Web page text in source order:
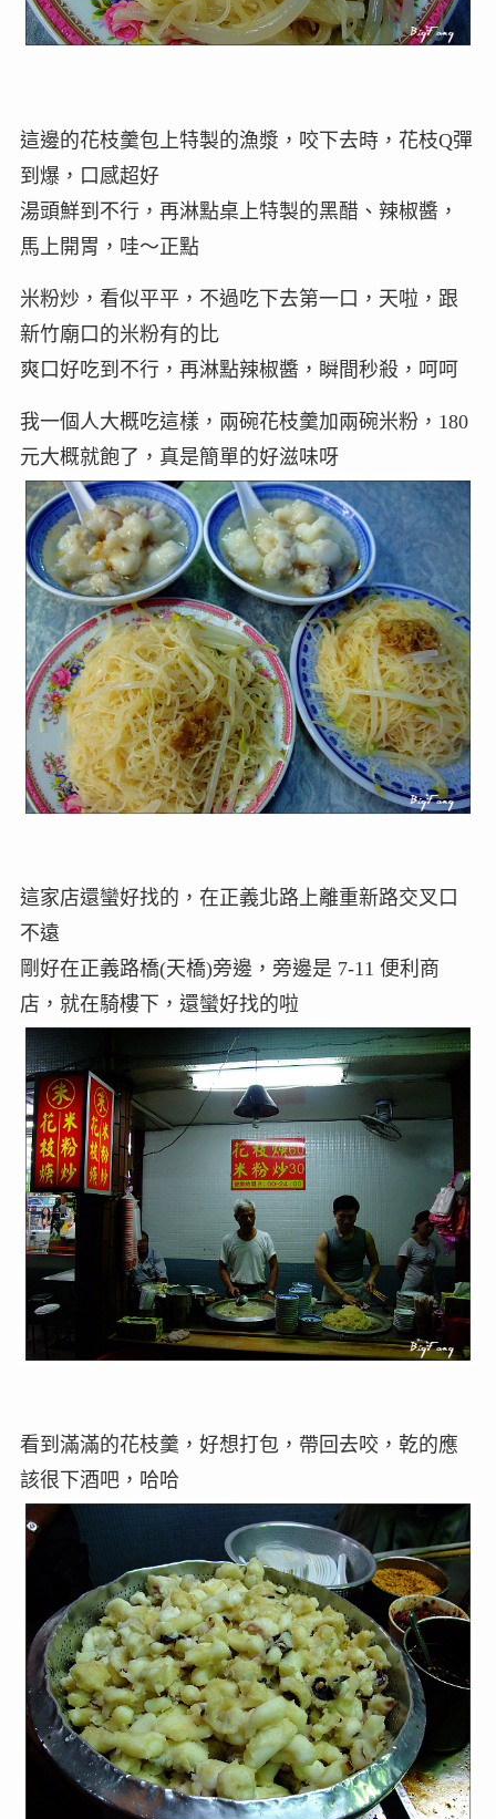
這邊的花枝羹包上特製的漁漿，咬下去時，花枝Q彈
到爆，口感超好
湯頭鮮到不行，再淋點桌上特製的黑醋、辣椒醬，
馬上開胃，哇～正點
米粉炒，看似平平，不過吃下去第一口，天啦，跟
新竹廟口的米粉有的比
爽口好吃到不行，再淋點辣椒醬，瞬間秒殺，呵呵
我一個人大概吃這樣，兩碗花枝羹加兩碗米粉，180
元大概就飽了，真是簡單的好滋味呀
這家店還蠻好找的，在正義北路上離重新路交叉口
不遠
剛好在正義路橋(天橋)旁邊，旁邊是 7-11 便利商
店，就在騎樓下，還蠻好找的啦
看到滿滿的花枝羹，好想打包，帶回去咬，乾的應
該很下酒吧，哈哈